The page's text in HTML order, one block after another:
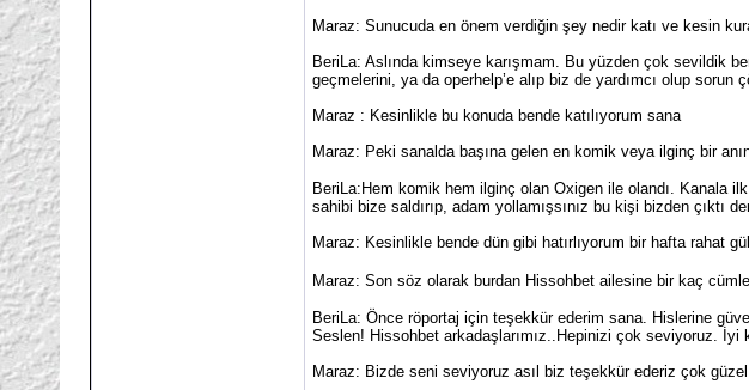
Maraz: Sunucuda en önem verdiğin şey nedir katı ve kesin
BeriLa: Aslında kimseye karışmam. Bu yüzden çok sevildik
geçmelerini, ya da operhelp’e alıp biz de yardımcı olup sorun
Maraz : Kesinlikle bu konuda bende katılıyorum sana
Maraz: Peki sanalda başına gelen en komik veya ilginç bir
BeriLa:Hem komik hem ilginç olan Oxigen ile olandı. Kanala
sahibi bize saldırıp, adam yollamışsınız bu kişi bizden çıktı
Maraz: Kesinlikle bende dün gibi hatırlıyorum bir hafta rahat
Maraz: Son söz olarak burdan Hissohbet ailesine bir kaç
BeriLa: Önce röportaj için teşekkür ederim sana. Hislerine
Seslen! Hissohbet arkadaşlarımız..Hepinizi çok seviyoruz. İyi
Maraz: Bizde seni seviyoruz asıl biz teşekkür ederiz çok